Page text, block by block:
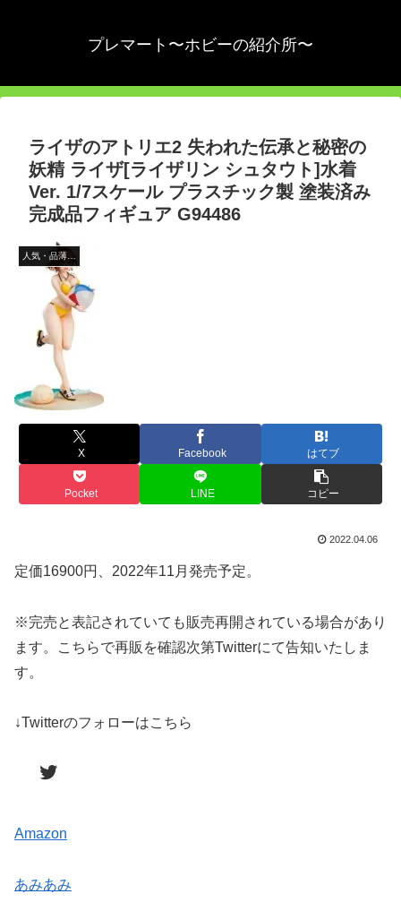
プレマート〜ホビーの紹介所〜
ライザのアトリエ2 失われた伝承と秘密の
妖精 ライザ[ライザリン シュタウト]水着
Ver. 1/7スケール プラスチック製 塗装済み
完成品フィギュア G94486
人気・品薄商品
X Facebook はてブ
Pocket LINE コピー
2022.04.06
定価16900円、2022年11月発売予定。
※完売と表記されていても販売再開されている場合があり
ます。こちらで再販を確認次第Twitterにて告知いたしま
す。
↓Twitterのフォローはこちら
Twitter
Amazon
あみあみ